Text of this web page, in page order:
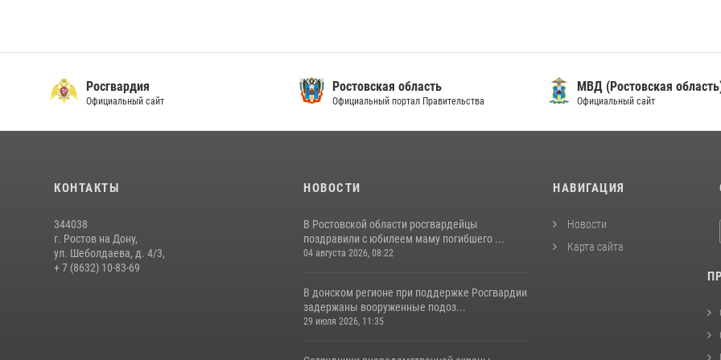
Росгвардия
Официальный сайт
Ростовская область
Официальный портал Правительства
МВД (Ростовская
Официальный сайт
КОНТАКТЫ
344038
г. Ростов на Дону,
ул. Шеболдаева, д. 4/3,
+ 7 (8632) 10-83-69
НОВОСТИ
В Ростовской области росгвардейцы
поздравили с юбилеем маму погибшего ...
04 августа 2026, 08:22
В донском регионе при поддержке Росгвардии
задержаны вооруженные подоз...
29 июля 2026, 11:35
НАВИГАЦИЯ
Новости
Карта сайта